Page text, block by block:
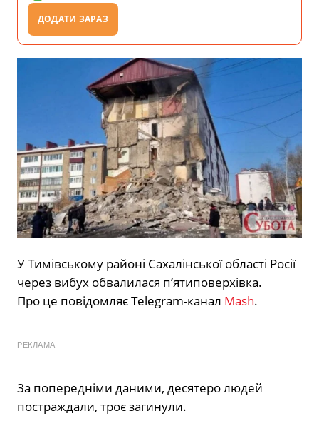
ДОДАТИ ЗАРАЗ
У Тимівському районі Сахалінської області Росії
через вибух обвалилася п’ятиповерхівка.
Про це повідомляє Тelegram-канал Mash.
РЕКЛАМА
За попередніми даними, десятеро людей
постраждали, троє загинули.